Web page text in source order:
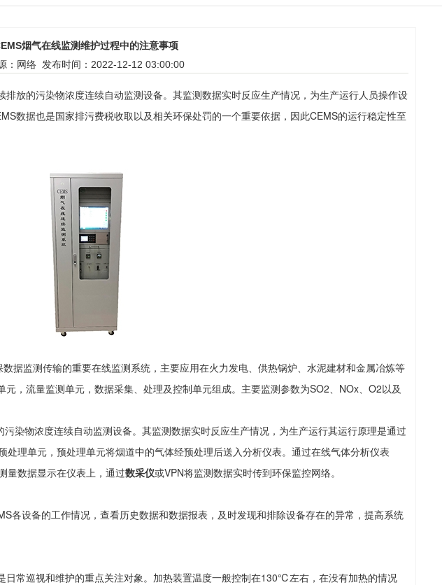
烟气在线监测维护过程中的注意事项
：网络 发布时间：2022-12-12 03:00:00
放的污染物浓度连续自动监测设备。其监测数据实时反应生产情况，为生产运行人员操作设
数据也是国家排污费税收取以及相关环保处罚的一个重要依据，因此CEMS的运行稳定性至
监测传输的重要在线监测系统，主要应用在火力发电、供热锅炉、水泥建材和金属冶炼等
，流量监测单元，数据采集、处理及控制单元组成。主要监测参数为SO2、NOx、O2以及
染物浓度连续自动监测设备。其监测数据实时反应生产情况，为生产运行其运行原理是通过
理单元，预处理单元将烟道中的气体经预处理后送入分析仪表。通过在线气体分析仪表
量数据显示在仪表上，通过数采仪或VPN将监测数据实时传到环保监控网络。
设备的工作情况，查看历史数据和数据报表，及时发现和排除设备存在的异常，提高系统
常巡视和维护的重点关注对象。加热装置温度一般控制在130℃左右，在没有加热的情况